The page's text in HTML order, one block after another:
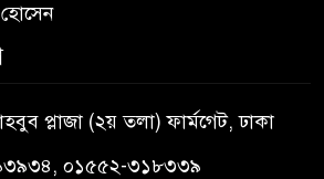
প্লাজা (২য় তলা) ফার্মগেট, ঢাকা
০১৫৫২-৩১৮৩৩৯